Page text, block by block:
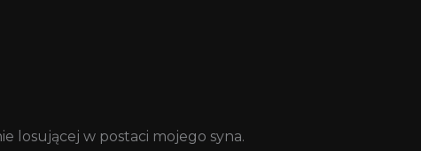
losującej w postaci mojego syna.